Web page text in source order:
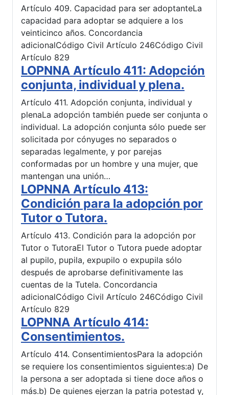
Artículo 409. Capacidad para ser adoptanteLa
capacidad para adoptar se adquiere a los
veinticinco años. Concordancia
adicionalCódigo Civil Artículo 246Código Civil
Artículo 829
LOPNNA Artículo 411: Adopción
conjunta, individual y plena.
Artículo 411. Adopción conjunta, individual y
plenaLa adopción también puede ser conjunta o
individual. La adopción conjunta sólo puede ser
solicitada por cónyuges no separados o
separadas legalmente, y por parejas
conformadas por un hombre y una mujer, que
mantengan una unión…
LOPNNA Artículo 413:
Condición para la adopción por
Tutor o Tutora.
Artículo 413. Condición para la adopción por
Tutor o TutoraEl Tutor o Tutora puede adoptar
al pupilo, pupila, expupilo o expupila sólo
después de aprobarse definitivamente las
cuentas de la Tutela. Concordancia
adicionalCódigo Civil Artículo 246Código Civil
Artículo 829
LOPNNA Artículo 414:
Consentimientos.
Artículo 414. ConsentimientosPara la adopción
se requiere los consentimientos siguientes:a) De
la persona a ser adoptada si tiene doce años o
más.b) De quienes ejerzan la patria potestad y,